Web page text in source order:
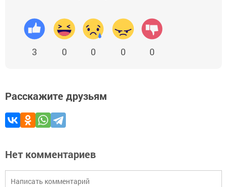
3 0 0 0 0
Расскажите друзьям
Нет комментариев